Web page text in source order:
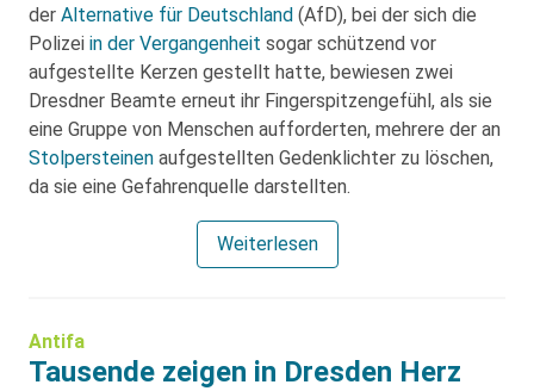
der Alternative für Deutschland (AfD), bei der sich die
Polizei in der Vergangenheit sogar schützend vor
aufgestellte Kerzen gestellt hatte, bewiesen zwei
Dresdner Beamte erneut ihr Fingerspitzengefühl, als sie
eine Gruppe von Menschen aufforderten, mehrere der an
Stolpersteinen aufgestellten Gedenklichter zu löschen,
da sie eine Gefahrenquelle darstellten.
Weiterlesen
Antifa
Tausende zeigen in Dresden Herz